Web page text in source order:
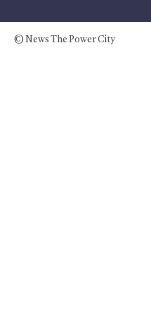
© News The Power City